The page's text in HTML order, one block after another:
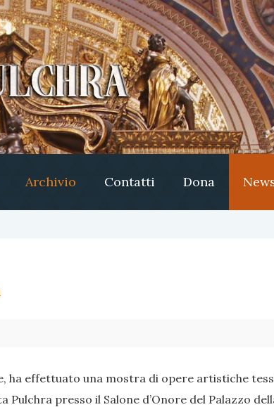
Archivio Contatti Dona
ha effettuato una mostra di opere artistiche
Pulchra presso il Salone d’Onore del Palazzo